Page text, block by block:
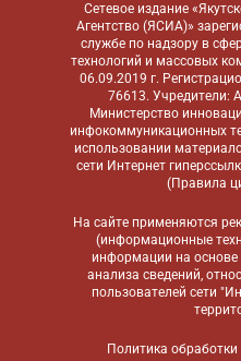
Сетевое издание
Агентство (ЯСИА)»
службе по надзору в
технологий и массовых
06.09.2019 г.
76613. Учредители:
Министерство
инфокоммуникационных
использовании
сети Интернет
(Правила
На сайте применяются
(информационные
информации на основе
анализа сведений,
пользователей сети
Политика